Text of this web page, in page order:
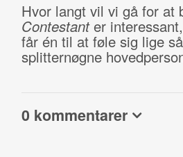
Hvor langt vil vi gå for at
Contestanter
får én til at føle sig lige
splitternøgne
0 kommentarer